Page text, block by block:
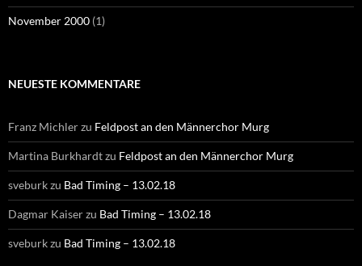
November 2000 (1)
NEUESTE KOMMENTARE
Franz Michlerzu Feldpost an den Männerchor Murg
Martina Burkhardtzu Feldpost an den Männerchor Murg
sveburkzu Bad Timing – 13.02.18
Dagmar Kaiserzu Bad Timing – 13.02.18
sveburkzu Bad Timing – 13.02.18